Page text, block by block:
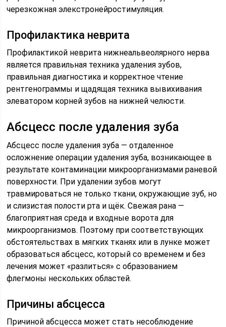
черезкожная элекстронейростимуляция.
Профилактика неврита
Профилактикой неврита нижнеальвеолярного нерва
является правильная техника удаления зубов,
правильная диагностика и корректное чтение
рентгенограммы и щадящая техника вывихивания
элеватором корней зубов на нижней челюсти.
Абсцесс после удаления зуба
Абсцесс после удаления зуба — отдаленное
осложнение операции удаления зуба, возникающее в
результате контаминации микроорганизмами раневой
поверхности. При удалении зубов могут
травмироваться не только ткани, окружающие зуб, но
и слизистая полости рта и щёк. Свежая рана —
благоприятная среда и входные ворота для
микроорганизмов. Поэтому при соответствующих
обстоятельствах в мягких тканях или в лунке может
образоваться абсцесс, который со временем и без
лечения может «разлиться» с образованием
флегмоны нескольких областей.
Причины абсцесса
Причиной абсцесса может стать несоблюдение